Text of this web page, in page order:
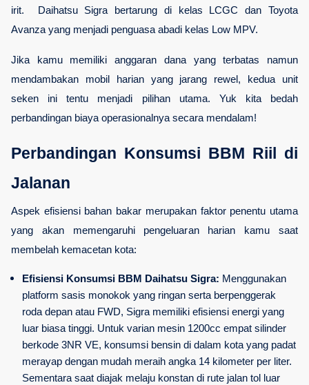
irit.  Daihatsu Sigra bertarung di kelas LCGC dan Toyota
Avanza yang menjadi penguasa abadi kelas Low MPV.
Jika kamu memiliki anggaran dana yang terbatas namun
mendambakan mobil harian yang jarang rewel, kedua unit
seken ini tentu menjadi pilihan utama. Yuk kita bedah
perbandingan biaya operasionalnya secara mendalam!
Perbandingan Konsumsi BBM Riil di
Jalanan
Aspek efisiensi bahan bakar merupakan faktor penentu utama
yang akan memengaruhi pengeluaran harian kamu saat
membelah kemacetan kota:
Efisiensi Konsumsi BBM Daihatsu Sigra: Menggunakan
platform sasis monokok yang ringan serta berpenggerak
roda depan atau FWD, Sigra memiliki efisiensi energi yang
luar biasa tinggi. Untuk varian mesin 1200cc empat silinder
berkode 3NR VE, konsumsi bensin di dalam kota yang padat
merayap dengan mudah meraih angka 14 kilometer per liter.
Sementara saat diajak melaju konstan di rute jalan tol luar